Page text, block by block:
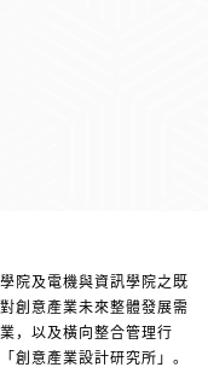
院及電機與資訊學院之既
創意產業未來整體發展需
，以及橫向整合管理行
創意產業設計研究所」。